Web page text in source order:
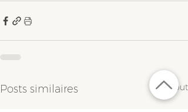
Posts similaires Voir tout